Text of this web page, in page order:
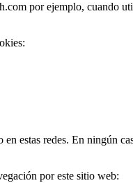
por ejemplo, cuando
estas redes. En ningún
por este sitio web: